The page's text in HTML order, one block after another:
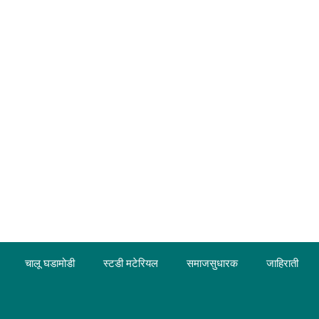
चालू घडामोडी स्टडी मटेरियल समाजसुधारक जाहिराती